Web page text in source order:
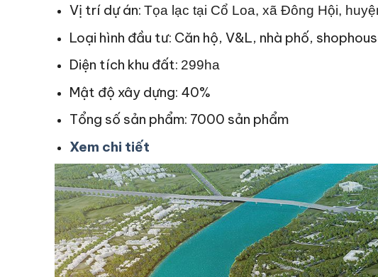
Vị trí dự án: Tọa lạc tại Cổ Loa, xã Đông Hội,
Loại hình đầu tư: Căn hộ, V&L, nhà phố,
Diện tích khu đất: 299ha
Mật độ xây dựng: 40%
Tổng số sản phẩm: 7000 sản phẩm
Xem chi tiết